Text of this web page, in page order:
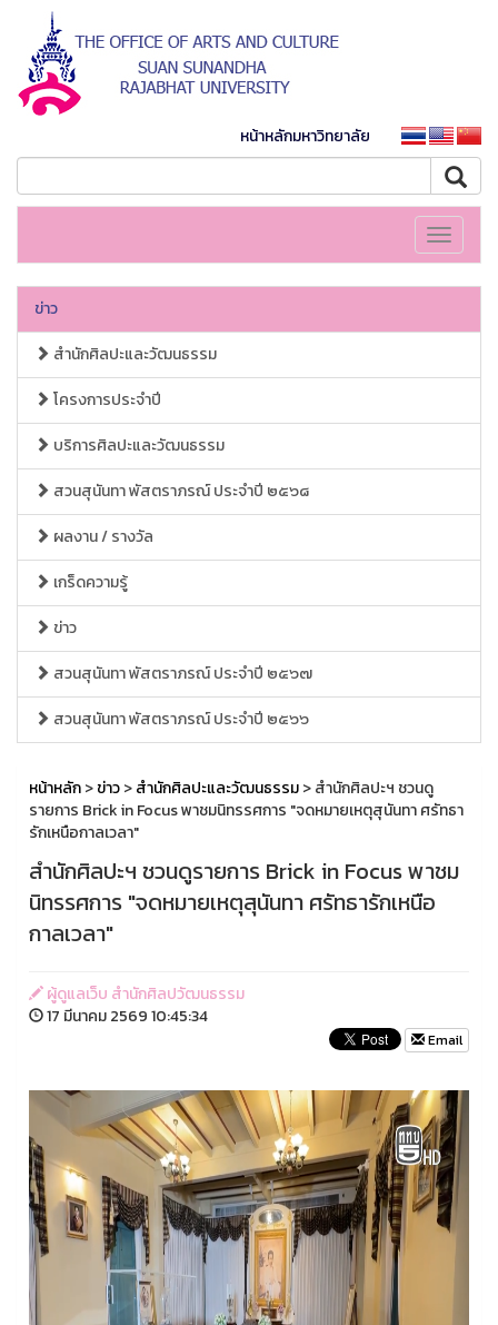
หน้าหลักมหาวิทยาลัย
Toggle
ข่าว
สำนักศิลปะและวัฒนธรรม
โครงการประจำปี
บริการศิลปะและวัฒนธรรม
สวนสุนันทา พัสตราภรณ์ ประจำปี ๒๕๖๘
ผลงาน / รางวัล
เกร็ดความรู้
ข่าว
สวนสุนันทา พัสตราภรณ์ ประจำปี ๒๕๖๗
สวนสุนันทา พัสตราภรณ์ ประจำปี ๒๕๖๖
หน้าหลัก>ข่าว>สำนักศิลปะและวัฒนธรรม> สำนักศิลปะฯ ชวนดู
รายการ Brick in Focus พาชมนิทรรศการ "จดหมายเหตุสุนันทา ศรัทธา
รักเหนือกาลเวลา"
สำนักศิลปะฯ ชวนดูรายการ Brick in Focus พาชม
นิทรรศการ "จดหมายเหตุสุนันทา ศรัทธารักเหนือ
กาลเวลา"
ผู้ดูแลเว็บ สำนักศิลปวัฒนธรรม
17 มีนาคม 2569 10:45:34
Email